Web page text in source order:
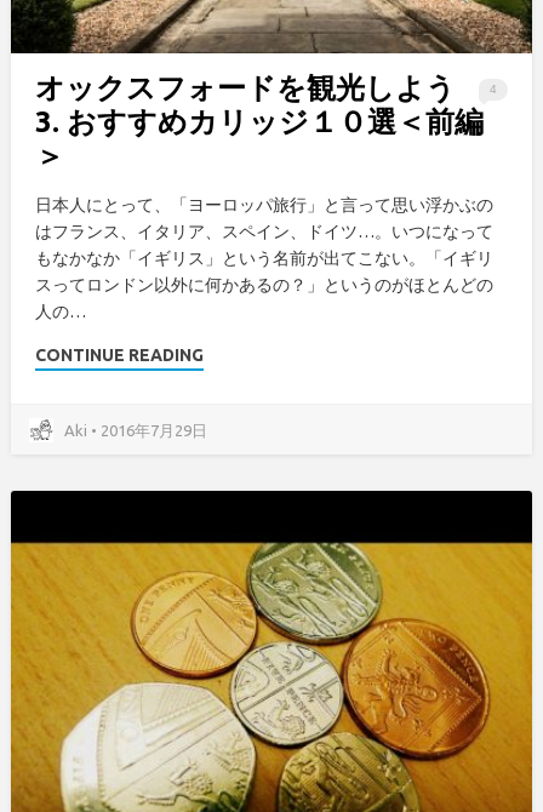
4
オックスフォードを観光しよう
3. おすすめカリッジ１０選＜前編
＞
日本人にとって、「ヨーロッパ旅行」と言って思い浮かぶの
はフランス、イタリア、スペイン、ドイツ…。いつになって
もなかなか「イギリス」という名前が出てこない。「イギリ
スってロンドン以外に何かあるの？」というのがほとんどの
人の…
CONTINUE READING
Aki • 2016年7月29日